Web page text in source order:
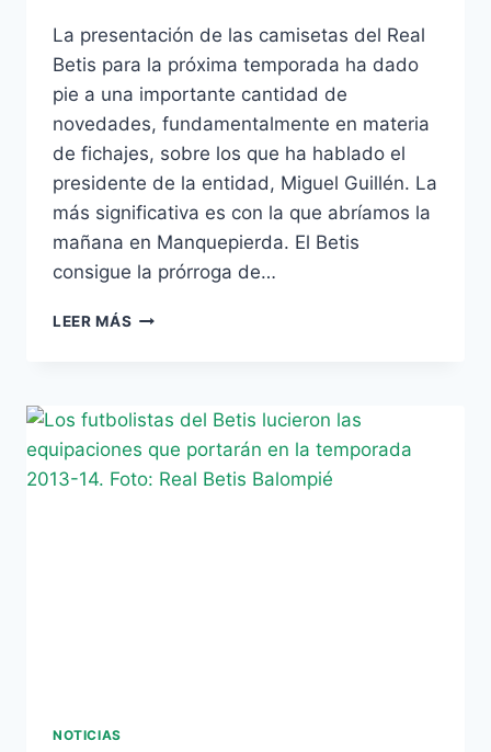
La presentación de las camisetas del Real
Betis para la próxima temporada ha dado
pie a una importante cantidad de
novedades, fundamentalmente en materia
de fichajes, sobre los que ha hablado el
presidente de la entidad, Miguel Guillén. La
más significativa es con la que abríamos la
mañana en Manquepierda. El Betis
consigue la prórroga de…
LEER MÁS GUILLÉN
JUAN
CARLOS
Y
NOTICIAS